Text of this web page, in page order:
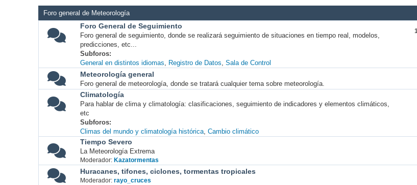
Foro general de Meteorología
Foro General de Seguimiento
Foro general de seguimiento, donde se realizará seguimiento de situaciones en tiempo real, modelos,
predicciones, etc...
Subforos
General en distintos idiomas
Registro de Datos Sala de Control
Meteorología general
Foro general de meteorología, donde se tratará cualquier tema sobre meteorología.
Climatología
Para hablar de clima y climatología: clasificaciones, seguimiento de indicadores y elementos climáticos,
etc
Subforos
Climas del mundo y climatología histórica Cambio climático
Tiempo Severo
La Meteorología Extrema
Moderador: Kazatormentas
Huracanes, tifones, ciclones, tormentas tropicales
Moderador: rayo_cruces